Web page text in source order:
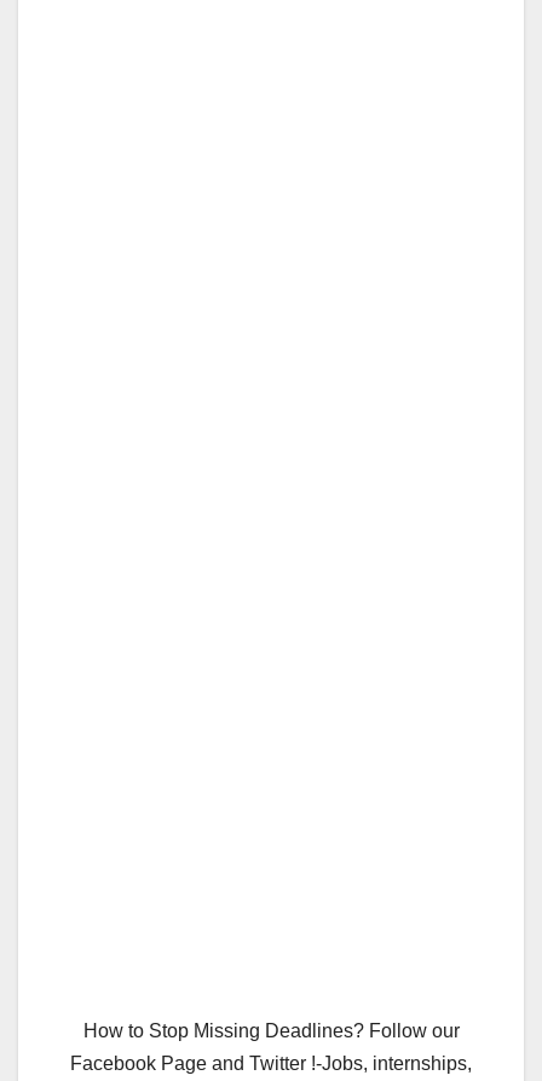
How to Stop Missing Deadlines? Follow our
Facebook Page and Twitter !-Jobs, internships,